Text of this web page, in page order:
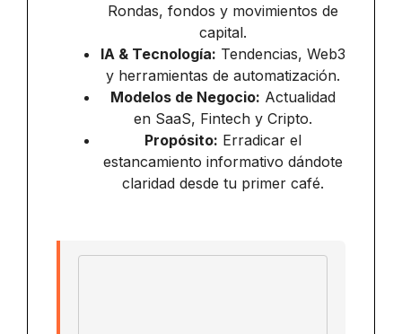
Rondas, fondos y movimientos de
capital.
IA & Tecnología: Tendencias, Web3
y herramientas de automatización.
Modelos de Negocio: Actualidad
en SaaS, Fintech y Cripto.
Propósito: Erradicar el
estancamiento informativo dándote
claridad desde tu primer café.